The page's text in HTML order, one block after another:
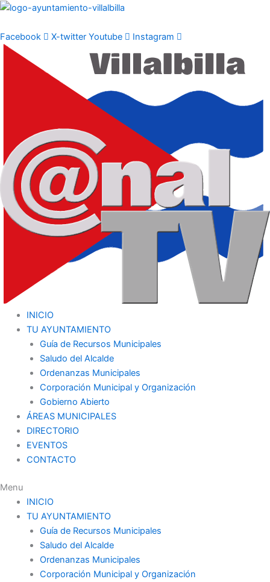
Ir
contenido
Facebook X-twitter Youtube Instagram
INICIO
TU AYUNTAMIENTO
Guía de Recursos Municipales
Saludo del Alcalde
Ordenanzas Municipales
Corporación Municipal y Organización
Gobierno Abierto
ÁREAS MUNICIPALES
DIRECTORIO
EVENTOS
CONTACTO
Menu
INICIO
TU AYUNTAMIENTO
Guía de Recursos Municipales
Saludo del Alcalde
Ordenanzas Municipales
Corporación Municipal y Organización